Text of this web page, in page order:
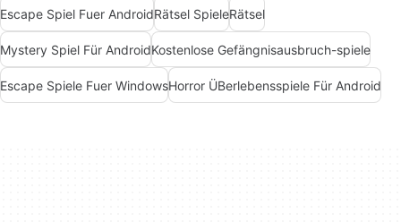
Escape Spiel Fuer AndroidRätsel SpieleRätsel
Mystery Spiel Für AndroidKostenlose Gefängnisausbruch-spiele
Escape Spiele Fuer WindowsHorror ÜBerlebensspiele Für Android